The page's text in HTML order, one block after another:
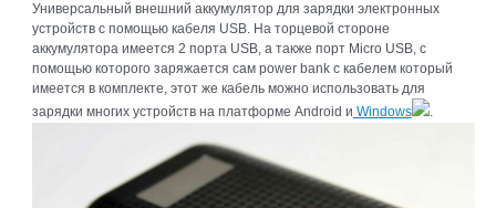
Универсальный внешний аккумулятор для зарядки электронных
устройств с помощью кабеля USB. На торцевой стороне
аккумулятора имеется 2 порта USB, а также порт Micro USB, с
помощью которого заряжается сам power bank с кабелем который
имеется в комплекте, этот же кабель можно использовать для
зарядки многих устройств на платформе Android и Windows .